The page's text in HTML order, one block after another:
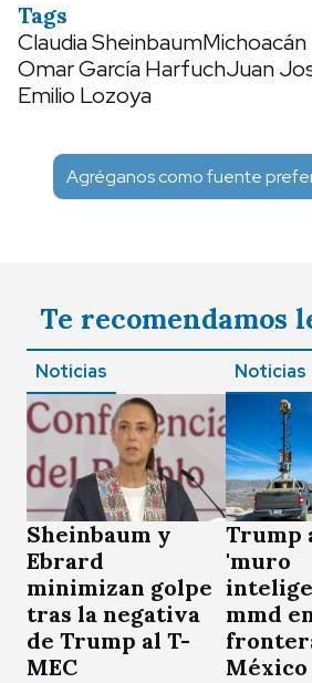
Tags
Claudia SheinbaumMichoacán
Omar García HarfuchJuan
Emilio Lozoya
Agréganos como fuente
Te recomendamos
Noticias
Sheinbaum y
Ebrard
minimizan golpe
tras la negativa
de Trump al T-
MEC
Noticias
Trump
'muro
mmd
México